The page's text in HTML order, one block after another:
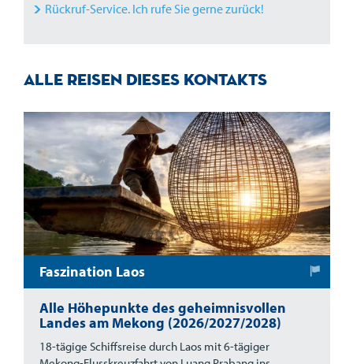
Rückruf-Service. Ich rufe Sie gerne zurück!
Alle Reisen dieses Kontakts
Faszination Laos
Alle Höhepunkte des geheimnisvollen
Landes am Mekong (2026/2027/2028)
18-tägige Schiffsreise durch Laos mit 6-tägiger